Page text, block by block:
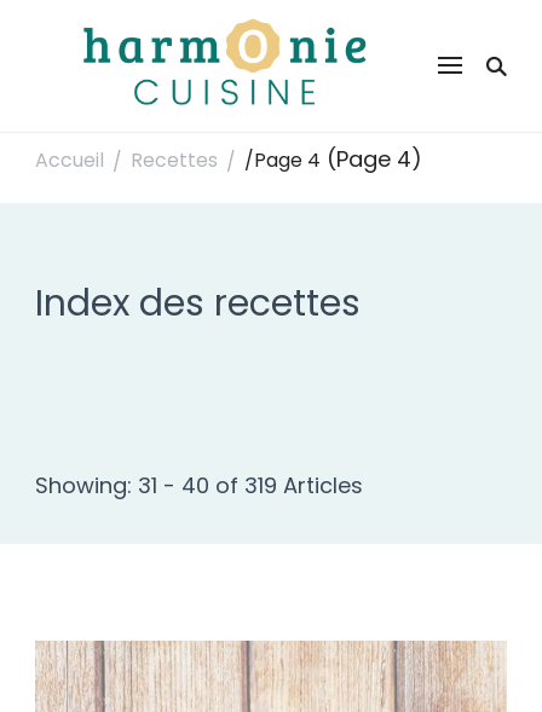
Harmonie Cuisine
Accueil / Recettes / /Page 4 (Page 4)
Index des recettes
Showing: 31 - 40 of 319 Articles